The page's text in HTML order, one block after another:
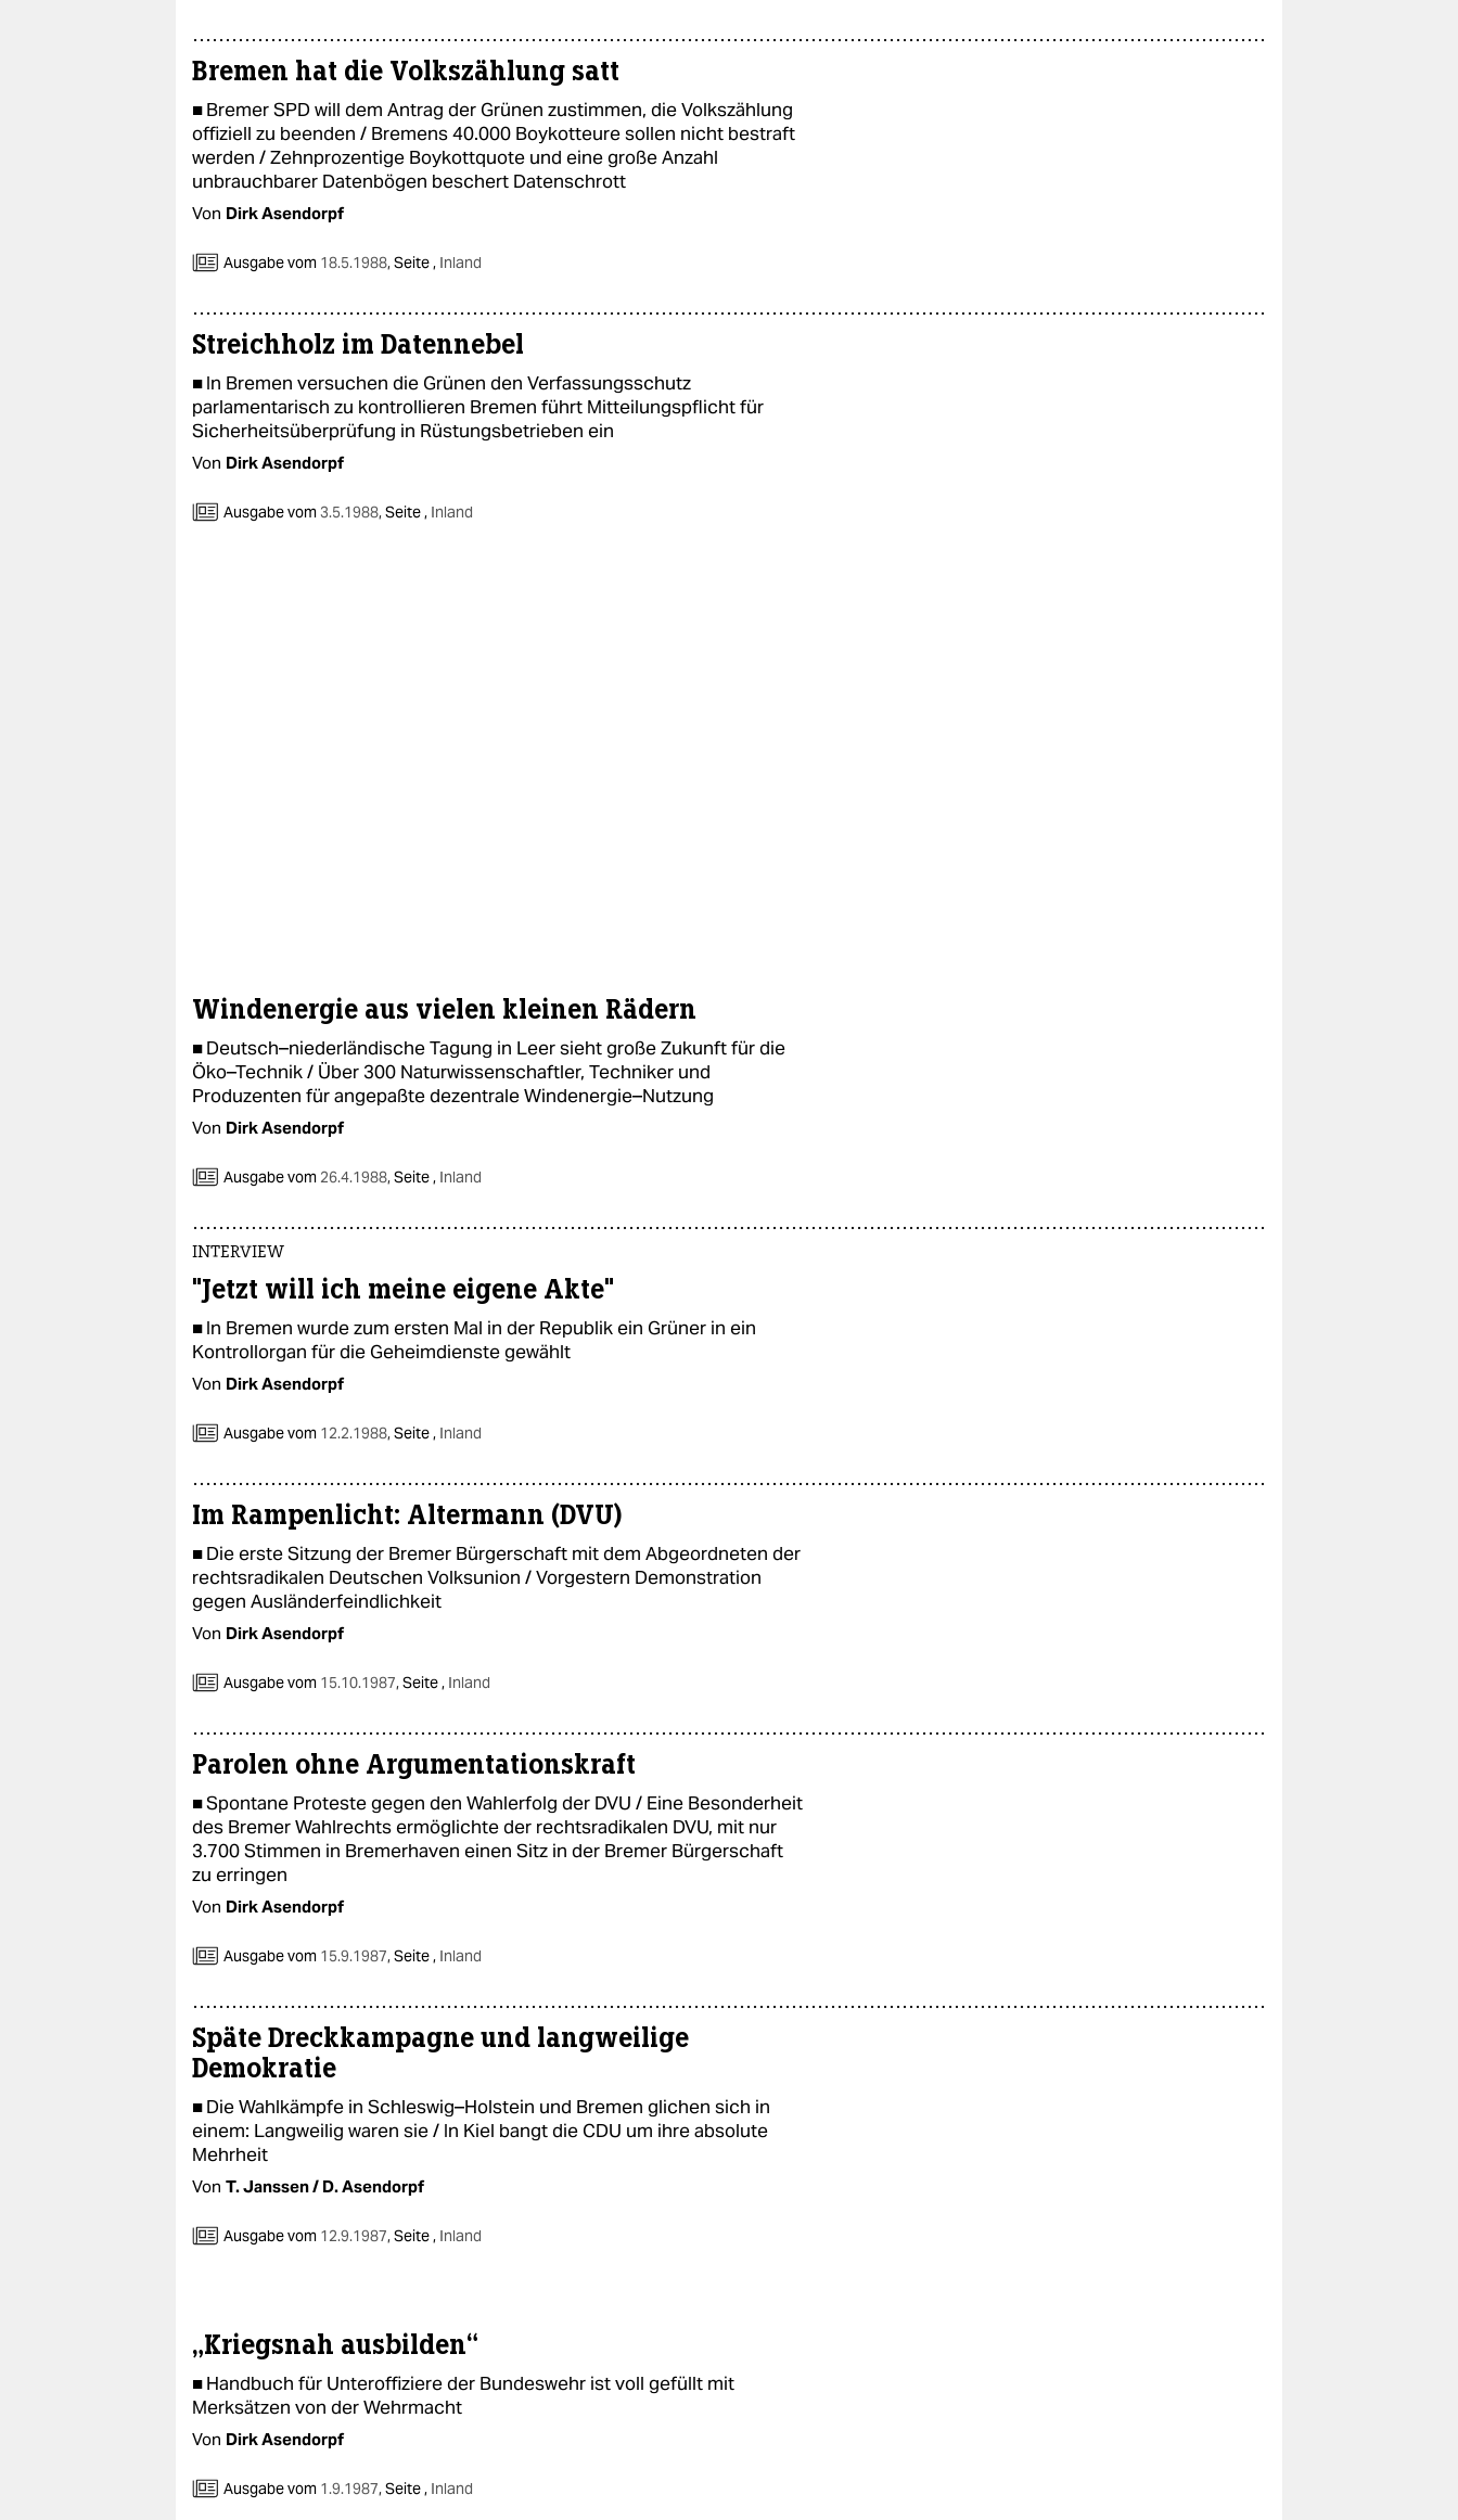
Bremen hat die Volkszählung satt
■ Bremer SPD will dem Antrag der Grünen zustimmen, die Volkszählung
offiziell zu beenden / Bremens 40.000 Boykotteure sollen nicht bestraft
werden / Zehnprozentige Boykottquote und eine große Anzahl
unbrauchbarer Datenbögen beschert Datenschrott
Von Dirk Asendorpf
Ausgabe vom 18.5.1988,Seite , Inland
Streichholz im Datennebel
■ In Bremen versuchen die Grünen den Verfassungsschutz
parlamentarisch zu kontrollieren Bremen führt Mitteilungspflicht für
Sicherheitsüberprüfung in Rüstungsbetrieben ein
Von Dirk Asendorpf
Ausgabe vom3.5.1988,Seite , Inland
Windenergie aus vielen kleinen Rädern
■ Deutsch–niederländische Tagung in Leer sieht große Zukunft für die
Öko–Technik / Über 300 Naturwissenschaftler, Techniker und
Produzenten für angepaßte dezentrale Windenergie–Nutzung
Von Dirk Asendorpf
Ausgabe vom 26.4.1988,Seite , Inland
INTERVIEW
"Jetzt will ich meine eigene Akte"
■ In Bremen wurde zum ersten Mal in der Republik ein Grüner in ein
Kontrollorgan für die Geheimdienste gewählt
Von Dirk Asendorpf
Ausgabe vom 12.2.1988,Seite , Inland
Im Rampenlicht: Altermann (DVU)
■ Die erste Sitzung der Bremer Bürgerschaft mit dem Abgeordneten der
rechtsradikalen Deutschen Volksunion / Vorgestern Demonstration
gegen Ausländerfeindlichkeit
Von Dirk Asendorpf
Ausgabe vom 15.10.1987,Seite , Inland
Parolen ohne Argumentationskraft
■ Spontane Proteste gegen den Wahlerfolg der DVU / Eine Besonderheit
des Bremer Wahlrechts ermöglichte der rechtsradikalen DVU, mit nur
3.700 Stimmen in Bremerhaven einen Sitz in der Bremer Bürgerschaft
zu erringen
Von Dirk Asendorpf
Ausgabe vom 15.9.1987,Seite , Inland
Späte Dreckkampagne und langweilige
Demokratie
■ Die Wahlkämpfe in Schleswig–Holstein und Bremen glichen sich in
einem: Langweilig waren sie / In Kiel bangt die CDU um ihre absolute
Mehrheit
Von T. Janssen / D. Asendorpf
Ausgabe vom 12.9.1987,Seite , Inland
„Kriegsnah ausbilden“
■ Handbuch für Unteroffiziere der Bundeswehr ist voll gefüllt mit
Merksätzen von der Wehrmacht
Von Dirk Asendorpf
Ausgabe vom 1.9.1987,Seite , Inland